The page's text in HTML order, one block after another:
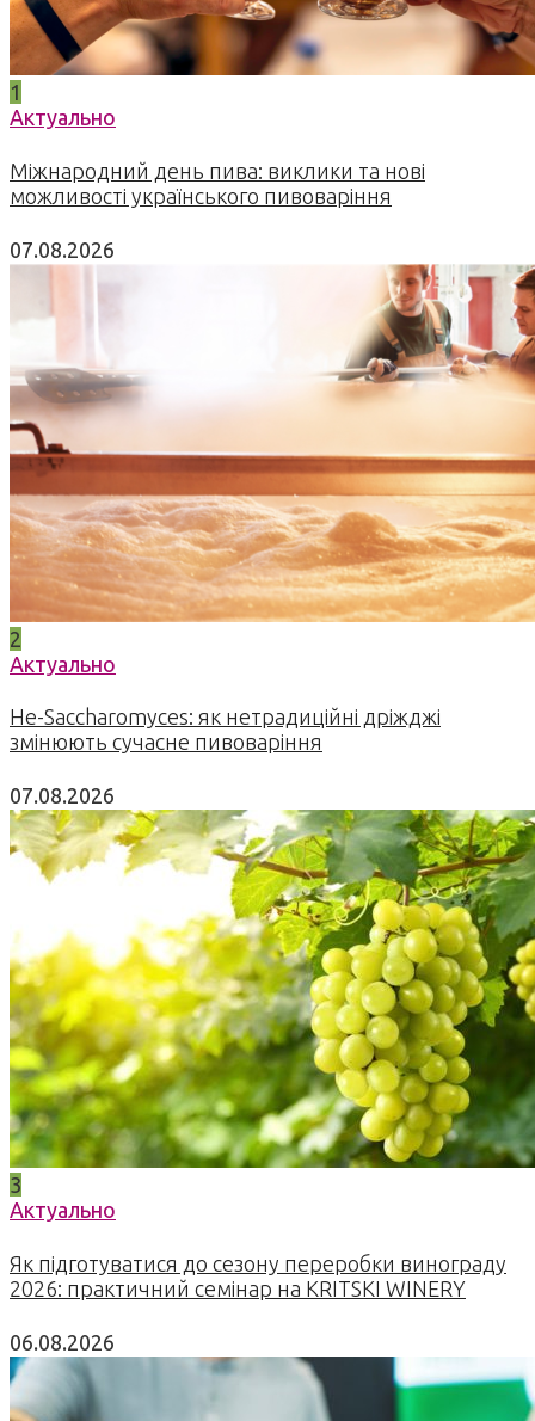
1
Актуально
Міжнародний день пива: виклики та нові
можливості українського пивоваріння
07.08.2026
2
Актуально
Не-Saccharomyces: як нетрадиційні дріжджі
змінюють сучасне пивоваріння
07.08.2026
3
Актуально
Як підготуватися до сезону переробки винограду
2026: практичний семінар на KRITSKI WINERY
06.08.2026